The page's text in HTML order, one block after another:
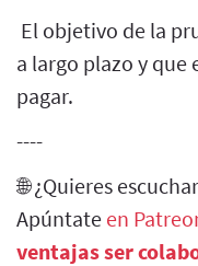
El objetivo de la
a largo plazo y
pagar.
----
🌐 ¿Quieres
Apúntate en
ventajas ser